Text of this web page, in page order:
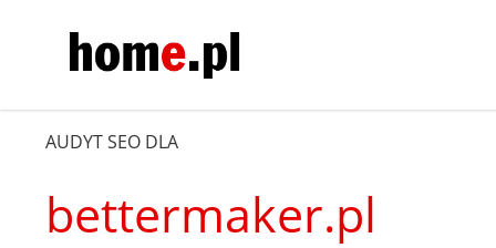
AUDYT SEO DLA
bettermaker.pl